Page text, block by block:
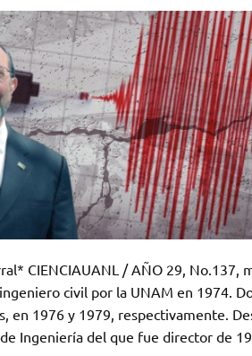
CIENCIAUANL / AÑO 29, No.137,
ingeniero civil por la UNAM en 1974.
en 1976 y 1979, respectivamente.
Ingeniería del que fue director de